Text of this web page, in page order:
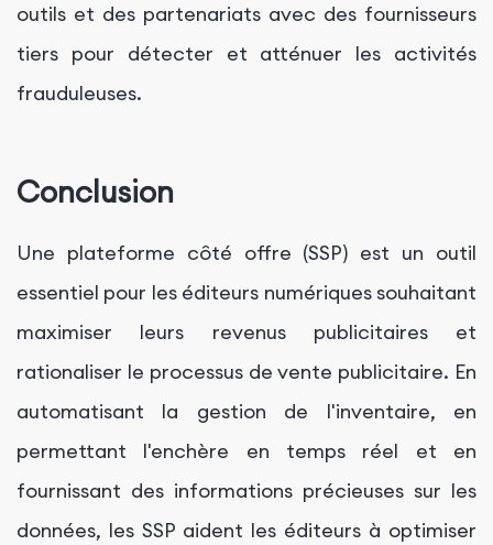
outils et des partenariats avec des fournisseurs
tiers pour détecter et atténuer les activités
frauduleuses.
Conclusion
Une plateforme côté offre (SSP) est un outil
essentiel pour les éditeurs numériques souhaitant
maximiser leurs revenus publicitaires et
rationaliser le processus de vente publicitaire. En
automatisant la gestion de l'inventaire, en
permettant l'enchère en temps réel et en
fournissant des informations précieuses sur les
données, les SSP aident les éditeurs à optimiser